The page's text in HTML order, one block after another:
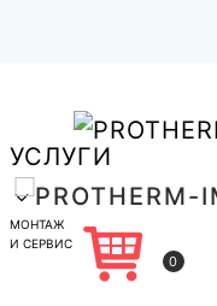
УСЛУГИ
МОНТАЖ
И СЕРВИС
0